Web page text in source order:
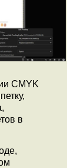
CMYK
в